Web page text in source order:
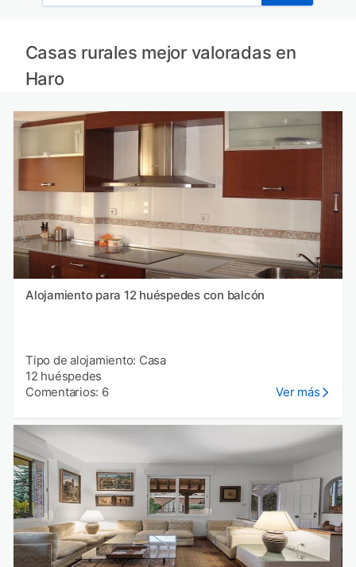
Casas rurales mejor valoradas en
Haro
Alojamiento para 12 huéspedes con balcón
Tipo de alojamiento: Casa
12 huéspedes
Comentarios: 6
Ver más